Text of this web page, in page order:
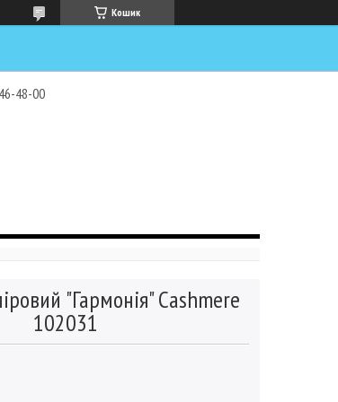
Кошик
48-00
"Гармонія" Cashmere
102031